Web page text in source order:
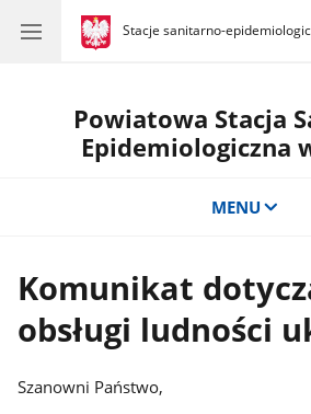
gov.pl
Stacje sanitarno-
gov.pl
Stacje
Powiatowa Stacja
Epidemiologiczna
MENU
Komunikat
obsługi ludności
Szanowni Państwo,